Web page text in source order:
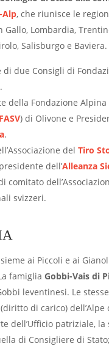
Alp, che riunisce le
Gallo, Lombardia,
Salisburgo e Baviera.
due Consigli di
della Fondazione
FASV) di Olivone e
.
del Tiro
dell’Alleanza
comitato
svizzeri.
ai Piccoli e ai
famiglia Gobbi-Vais di
leventinesi. Le
di carico) dell’Alpe
dell’Ufficio patriziale, la
di Consigliere di